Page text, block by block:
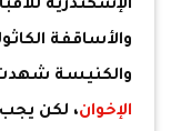
الإسكندرية
والأساقفة
والكنيسة
الإخوان، لكن يجب